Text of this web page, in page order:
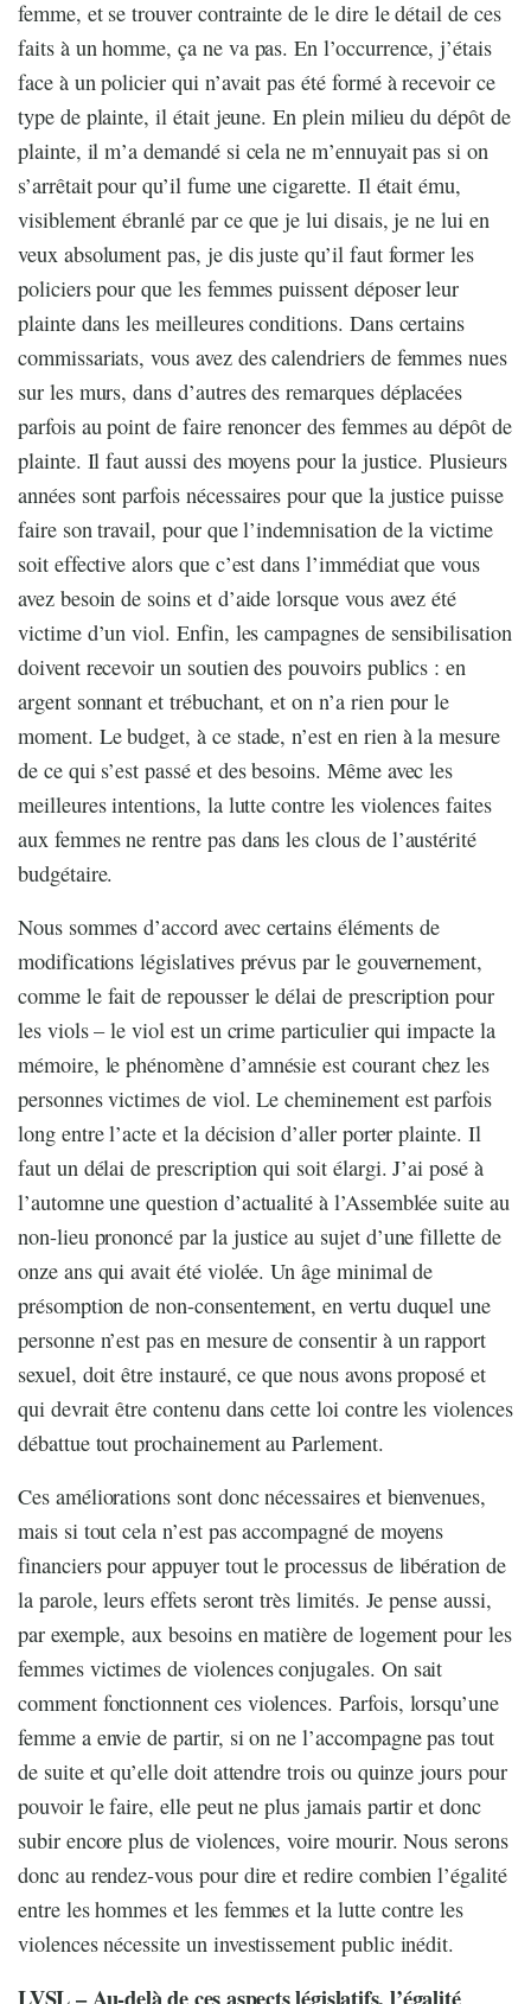
femme, et se trouver contrainte de le dire le détail de ces
faits à un homme, ça ne va pas. En l’occurrence, j’étais
face à un policier qui n’avait pas été formé à recevoir ce
type de plainte, il était jeune. En plein milieu du dépôt de
plainte, il m’a demandé si cela ne m’ennuyait pas si on
s’arrêtait pour qu’il fume une cigarette. Il était ému,
visiblement ébranlé par ce que je lui disais, je ne lui en
veux absolument pas, je dis juste qu’il faut former les
policiers pour que les femmes puissent déposer leur
plainte dans les meilleures conditions. Dans certains
commissariats, vous avez des calendriers de femmes nues
sur les murs, dans d’autres des remarques déplacées
parfois au point de faire renoncer des femmes au dépôt de
plainte. Il faut aussi des moyens pour la justice. Plusieurs
années sont parfois nécessaires pour que la justice puisse
faire son travail, pour que l’indemnisation de la victime
soit effective alors que c’est dans l’immédiat que vous
avez besoin de soins et d’aide lorsque vous avez été
victime d’un viol. Enfin, les campagnes de sensibilisation
doivent recevoir un soutien des pouvoirs publics : en
argent sonnant et trébuchant, et on n’a rien pour le
moment. Le budget, à ce stade, n’est en rien à la mesure
de ce qui s’est passé et des besoins. Même avec les
meilleures intentions, la lutte contre les violences faites
aux femmes ne rentre pas dans les clous de l’austérité
budgétaire.
Nous sommes d’accord avec certains éléments de
modifications législatives prévus par le gouvernement,
comme le fait de repousser le délai de prescription pour
les viols – le viol est un crime particulier qui impacte la
mémoire, le phénomène d’amnésie est courant chez les
personnes victimes de viol. Le cheminement est parfois
long entre l’acte et la décision d’aller porter plainte. Il
faut un délai de prescription qui soit élargi. J’ai posé à
l’automne une question d’actualité à l’Assemblée suite au
non-lieu prononcé par la justice au sujet d’une fillette de
onze ans qui avait été violée. Un âge minimal de
présomption de non-consentement, en vertu duquel une
personne n’est pas en mesure de consentir à un rapport
sexuel, doit être instauré, ce que nous avons proposé et
qui devrait être contenu dans cette loi contre les violences
débattue tout prochainement au Parlement.
Ces améliorations sont donc nécessaires et bienvenues,
mais si tout cela n’est pas accompagné de moyens
financiers pour appuyer tout le processus de libération de
la parole, leurs effets seront très limités. Je pense aussi,
par exemple, aux besoins en matière de logement pour les
femmes victimes de violences conjugales. On sait
comment fonctionnent ces violences. Parfois, lorsqu’une
femme a envie de partir, si on ne l’accompagne pas tout
de suite et qu’elle doit attendre trois ou quinze jours pour
pouvoir le faire, elle peut ne plus jamais partir et donc
subir encore plus de violences, voire mourir. Nous serons
donc au rendez-vous pour dire et redire combien l’égalité
entre les hommes et les femmes et la lutte contre les
violences nécessite un investissement public inédit.
LVSL – Au-delà de ces aspects législatifs, l’égalité